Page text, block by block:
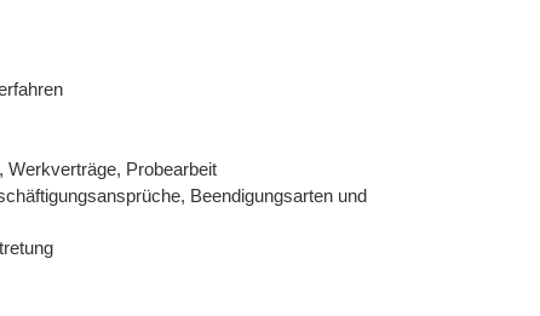
Werkverträge, Probearbeit
Beendigungsarten und